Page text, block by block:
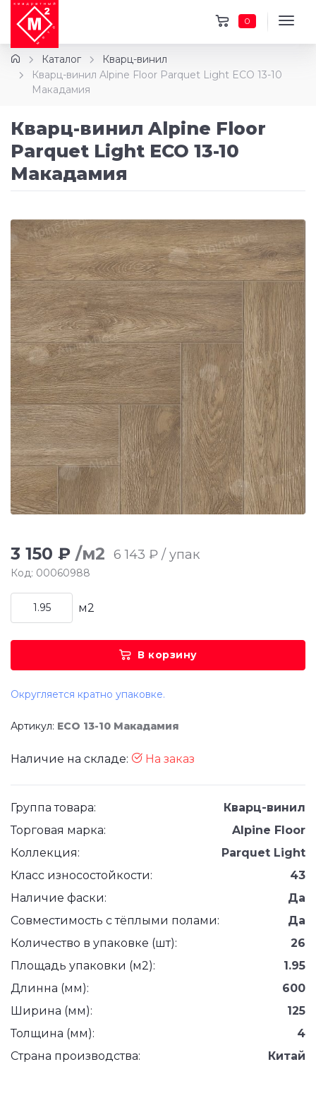
0
Каталог
Кварц-винил
Кварц-винил Alpine Floor Parquet Light ECO 13-10
Макадамия
Кварц-винил Alpine Floor
Parquet Light ECO 13-10
Макадамия
3 150 ₽ /м2 6 143 ₽ / упак
Код: 00060988
м2
В корзину
Округляется кратно упаковке.
Артикул: ECO 13-10 Макадамия
Наличие на складе: На заказ
Группа товара:
Кварц-винил
Торговая марка:
Alpine Floor
Коллекция:
Parquet Light
Класс износостойкости:
43
Наличие фаски:
Да
Совместимость с тёплыми полами:
Да
Количество в упаковке (шт):
26
Площадь упаковки (м2):
1.95
Длинна (мм):
600
Ширина (мм):
125
Толщина (мм):
4
Страна производства:
Китай